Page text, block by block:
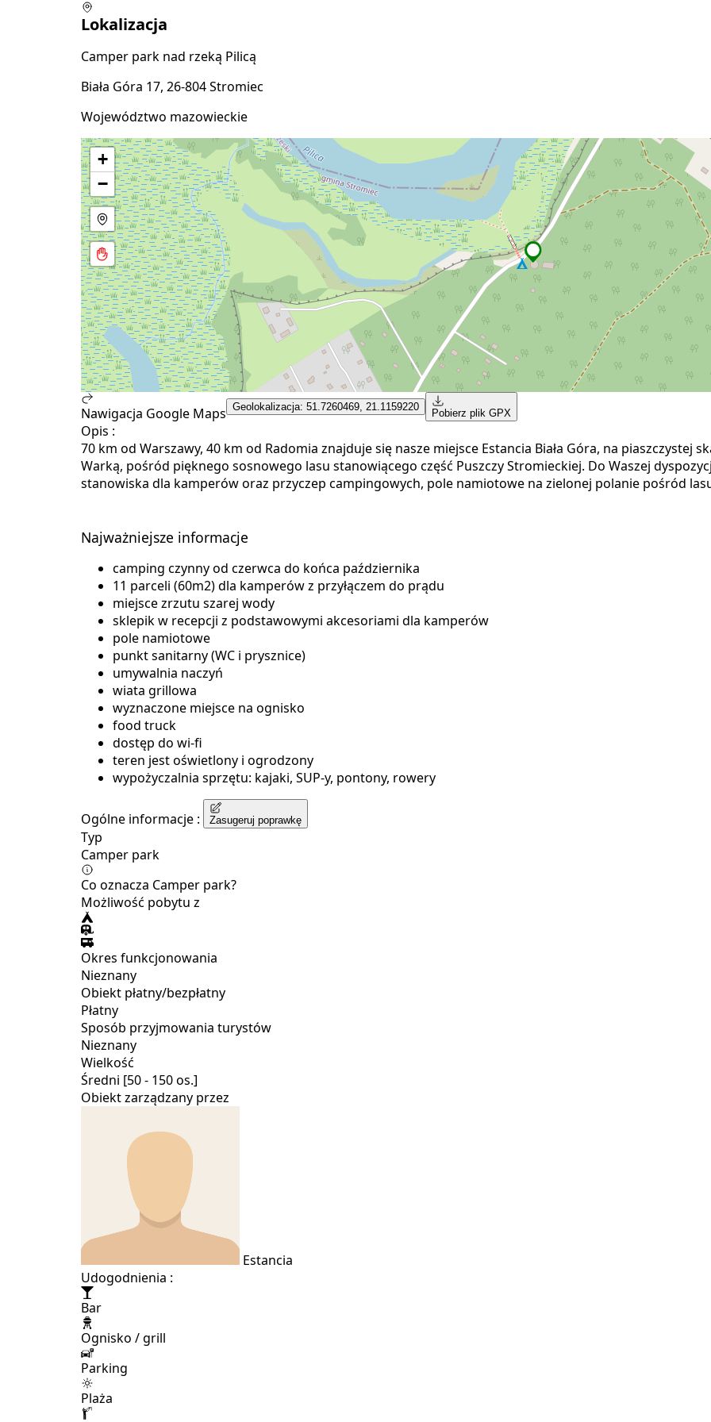
Lokalizacja
Camper park nad rzeką Pilicą
Biała Góra 17, 26-804 Stromiec
Województwo mazowieckie
+
−
Nawigacja Google Maps Geolokalizacja: 51.7260469, 21.1159220
Pobierz plik GPX
Opis :
70 km od Warszawy, 40 km od Radomia znajduje się nasze miejsce Estancia Biała Góra, na piaszczystej
Warką, pośród pięknego sosnowego lasu stanowiącego część Puszczy Stromieckiej. Do Waszej
stanowiska dla kamperów oraz przyczep campingowych, pole namiotowe na zielonej polanie pośród
Najważniejsze informacje
camping czynny od czerwca do końca października
11 parceli (60m2) dla kamperów z przyłączem do prądu
miejsce zrzutu szarej wody
sklepik w recepcji z podstawowymi akcesoriami dla kamperów
pole namiotowe
punkt sanitarny (WC i prysznice)
umywalnia naczyń
wiata grillowa
wyznaczone miejsce na ognisko
food truck
dostęp do wi-fi
teren jest oświetlony i ogrodzony
wypożyczalnia sprzętu: kajaki, SUP-y, pontony, rowery
Ogólne informacje : Zasugeruj poprawkę
Typ
Camper park
Co oznacza Camper park?
Możliwość pobytu z
Okres funkcjonowania
Nieznany
Obiekt płatny/bezpłatny
Płatny
Sposób przyjmowania turystów
Nieznany
Wielkość
Średni [50 - 150 os.]
Obiekt zarządzany przez
Estancia
Udogodnienia :
Bar
Ognisko / grill
Parking
Plaża